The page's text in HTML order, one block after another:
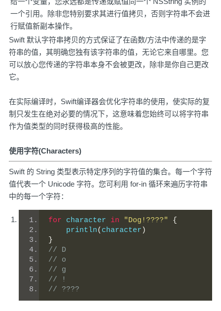
一个引用。除非您特别要求其进行值拷贝，否则字符串不会进
行赋值新副本操作。
Swift 默认字符串拷贝的方式保证了在函数/方法中传递的是字
符串的值，其明确您独有该字符串的值，无论它来自哪里。您
可以放心您传递的字符串本身不会被更改，除非是你自己更改
它。
在实际编译时，Swift编译器会优化字符串的使用，使实际的复
制只发生在绝对必要的情况下，这意味着您始终可以将字符串
作为值类型的同时获得极高的性能。
使用字符(Characters)
Swift 的 String 类型表示特定序列的字符值的集合。每一个字符
值代表一个 Unicode 字符。您可利用 for-in 循环来遍历字符串
中的每一个字符：
for character in "Dog!????"
{
    println
( character )
}
// D
// o
// g
// !
// ????